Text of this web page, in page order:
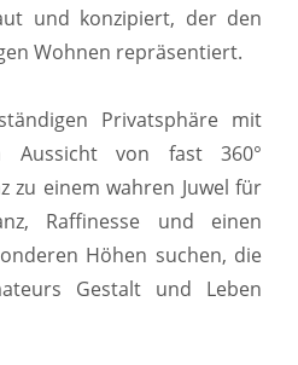
und konzipiert, der den
Wohnen repräsentiert.
Privatsphäre mit
Aussicht von fast 360°
zu einem wahren Juwel für
Raffinesse und einen
Höhen suchen, die
Gestalt und Leben